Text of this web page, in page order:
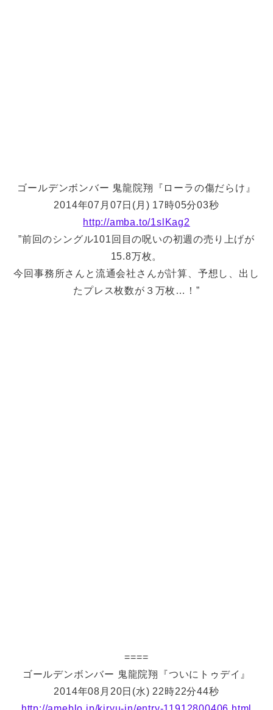
ゴールデンボンバー 鬼龍院翔『ローラの傷だらけ』
2014年07月07日(月) 17時05分03秒
http://amba.to/1slKag2
”前回のシングル101回目の呪いの初週の売り上げが
15.8万枚。
今回事務所さんと流通会社さんが計算、予想し、出し
たプレス枚数が３万枚…！”
====
ゴールデンボンバー 鬼龍院翔『ついにトゥデイ』
2014年08月20日(水) 22時22分44秒